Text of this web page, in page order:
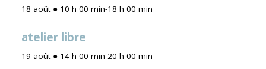
18 août ● 10 h 00 min-18 h 00 min
atelier libre
19 août ● 14 h 00 min-20 h 00 min